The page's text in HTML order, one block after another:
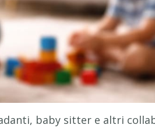
baby sitter e altri